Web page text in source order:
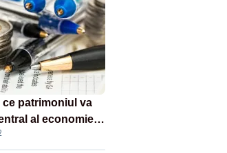
ce patrimoniul va
al economiei